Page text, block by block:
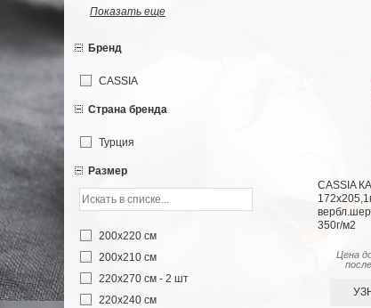
CASSIA
350г/м2
Цена
Показать еще
Бренд
CASSIA
Страна бренда
Турция
Размер
200х220 см
200х210 см
220х270 см - 2 шт
220х240 см